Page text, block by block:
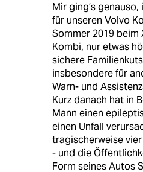
Mir ging’s
für unseren Volvo
Sommer 2019 beim
Kombi, nur etwas
sichere
insbesondere für
Warn- und
Kurz danach hat in
Mann einen
einen Unfall
tragischerweise
- und die
Form seines Autos